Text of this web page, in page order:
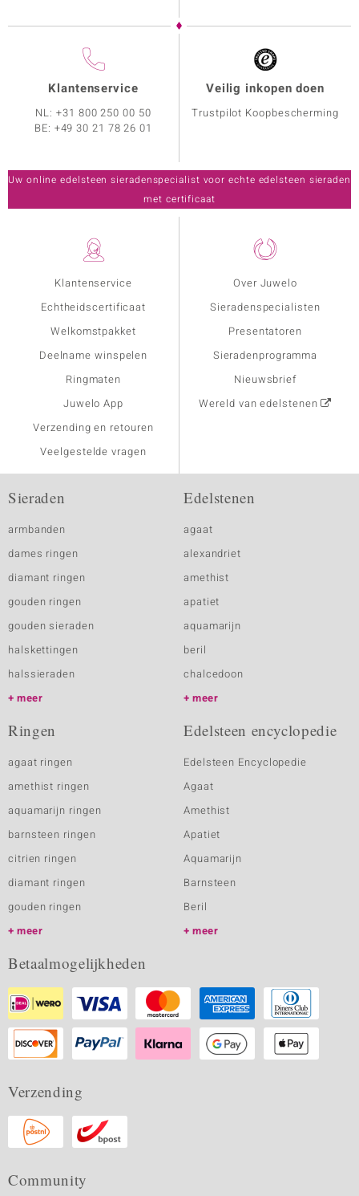
Klantenservice
Echtheidscertificaat
Welkomstpakket
Deelname winspelen
Ringmaten
Juwelo App
Verzending en retouren
Veelgestelde vragen
Over Juwelo
Sieradenspecialisten
Presentatoren
Sieradenprogramma
Nieuwsbrief
Wereld van edelstenen
Klantenservice
NL:+31 800 250 00 50
BE: +49 30 21 78 26 01
Veilig inkopen doen
Trustpilot Koopbescherming
Uw online edelsteen sieradenspecialist voor echte edelsteen sieraden
met certificaat
Sieraden
armbanden
dames ringen
diamant ringen
gouden ringen
gouden sieraden
halskettingen
halssieraden
meer
Edelstenen
agaat
alexandriet
amethist
apatiet
aquamarijn
beril
chalcedoon
meer
Ringen
agaat ringen
amethist ringen
aquamarijn ringen
barnsteen ringen
citrien ringen
diamant ringen
gouden ringen
meer
Edelsteen encyclopedie
Edelsteen Encyclopedie
Agaat
Amethist
Apatiet
Aquamarijn
Barnsteen
Beril
meer
Betaalmogelijkheden
Verzending
Community